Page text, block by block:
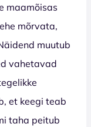
maamõisas
mõrvata,
muutub
vahetavad
et keegi teab
taha peitub